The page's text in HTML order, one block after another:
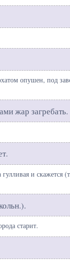
опушен, под
жар загребать.
и скажется
старит.